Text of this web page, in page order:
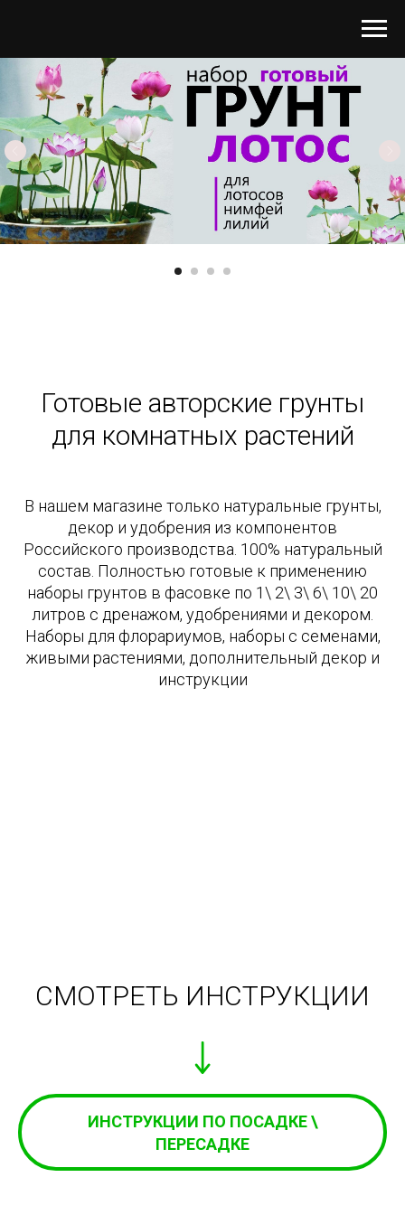
Готовые авторские грунты
для комнатных растений
В нашем магазине только натуральные грунты,
декор и удобрения из компонентов
Российского производства. 100% натуральный
состав. Полностью готовые к применению
наборы грунтов в фасовке по 1\ 2\ 3\ 6\ 10\ 20
литров с дренажом, удобрениями и декором.
Наборы для флорариумов, наборы с семенами,
живыми растениями, дополнительный декор и
инструкции
СМОТРЕТЬ ИНСТРУКЦИИ
ИНСТРУКЦИИ ПО ПОСАДКЕ \
ПЕРЕСАДКЕ